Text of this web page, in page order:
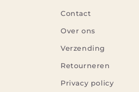
Contact
Over ons
Verzending
Retourneren
Privacy policy